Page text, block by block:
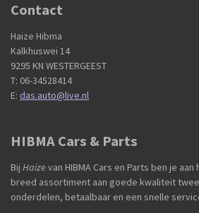
Contact
Haize Hibma
Kalkhuswei 14
9295 KN WESTERGEEST
T: 06-34528414
E: das.auto@live.nl
HIBMA Cars & Parts
Bij Haizevan HIBMA Cars en Parts ben je
breed assortiment aan goede kwaliteit
onderdelen, betaalbaar en een snelle